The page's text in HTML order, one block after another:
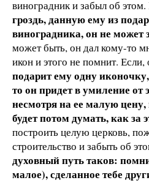
виноградник и забыл об
гроздь, данную ему из
виноградника, он не может
может быть, он дал кому-то
икон и этого не помнит. Если,
подарит ему одну
то он придет в умиление от
несмотря на ее малую
будет потом думать, как за
построить целую церковь,
строительство и забыть об
духовный путь таков:
малое), сделанное тебе